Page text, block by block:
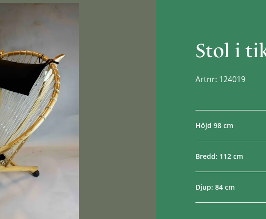
Stol i
Artnr: 124019
Höjd 98 cm
Bredd: 112 cm
Djup: 84 cm